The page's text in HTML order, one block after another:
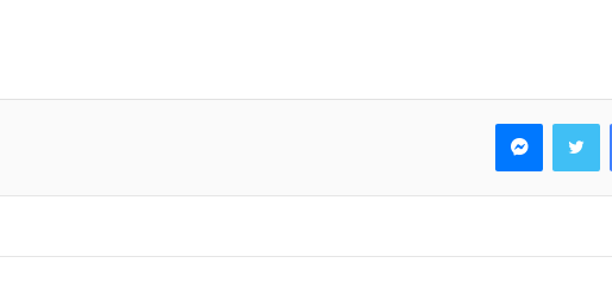
فيسبوك تويتر ماسنجر